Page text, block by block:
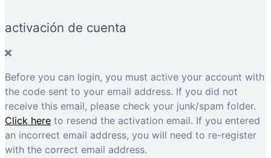
activación de cuenta
Before you can login, you must active your account with
the code sent to your email address. If you did not
receive this email, please check your junk/spam folder.
Click here to resend the activation email. If you entered
an incorrect email address, you will need to re-register
with the correct email address.